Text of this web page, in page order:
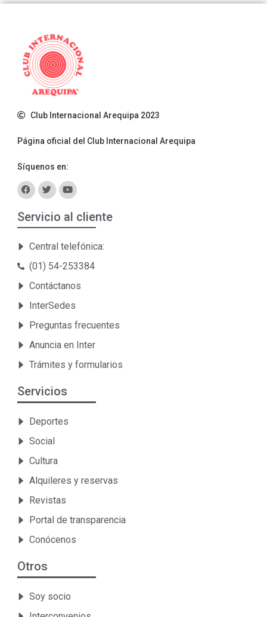
Club Internacional Arequipa 2023
Página oficial del Club Internacional Arequipa
Síquenos en:
Servicio al cliente
Central telefónica:
(01) 54-253384
Contáctanos
InterSedes
Preguntas frecuentes
Anuncia en Inter
Trámites y formularios
Servicios
Deportes
Social
Cultura
Alquileres y reservas
Revistas
Portal de transparencia
Conócenos
Otros
Soy socio